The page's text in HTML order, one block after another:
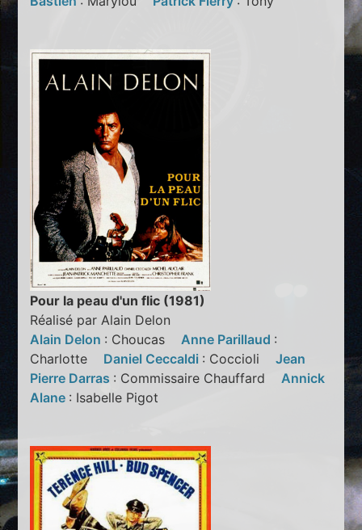
Pour la peau d'un flic (1981)
Réalisé par Alain Delon
Alain Delon : Choucas Anne Parillaud :
Charlotte Daniel Ceccaldi : CoccioliJean
Pierre Darras : Commissaire Chauffard Annick
Alane : Isabelle Pigot